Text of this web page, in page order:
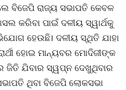
ବିଜେପି ରାଜ୍ୟ ସଭାପତି କେବଳ
କରିବା ପାଇଁ ଦଳୀୟ ସ୍ୱାର୍ଥକୁ
ହେଉଛି। ଦଳୀୟ ସ୍ଥିତି ଯାହା
ହୋଇ ମାନ୍ୟବର ମୋଦିଜୀଙ୍କ
ଜିତି ଯିବାର ସ୍ୱପ୍ନ ଦେଖୁଥିବାର
ଥିବା ବିଜେପି ଲୋକସଭା